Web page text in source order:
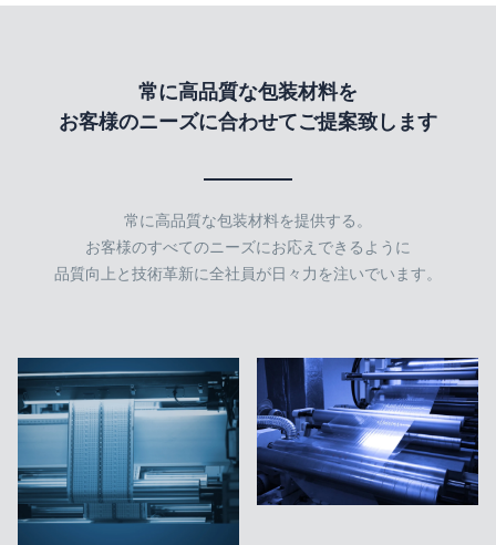
常に高品質な包装材料を
お客様のニーズに合わせてご提案致します
常に高品質な包装材料を提供する。
お客様のすべてのニーズにお応えできるように
品質向上と技術革新に全社員が日々力を注いでいます。